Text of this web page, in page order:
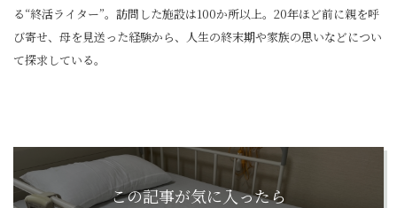
る“終活ライター”。訪問した施設は100か所以上。20年ほど前に親を呼
び寄せ、母を見送った経験から、人生の終末期や家族の思いなどについ
て探求している。
この記事が気に入ったら